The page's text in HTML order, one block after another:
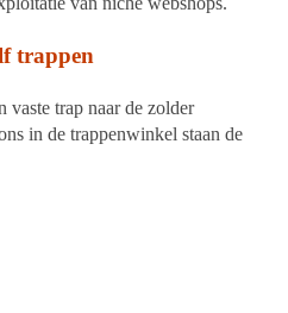
trappen
vaste trap naar de zolder
in de trappenwinkel staan de